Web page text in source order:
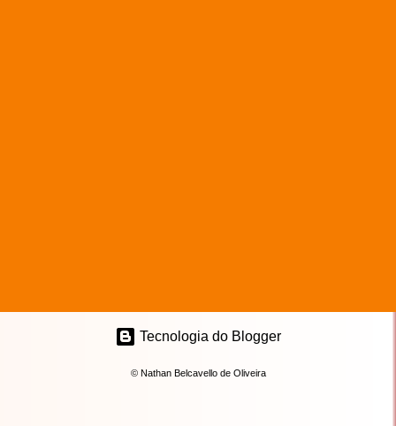
Tecnologia do Blogger
© Nathan Belcavello de Oliveira